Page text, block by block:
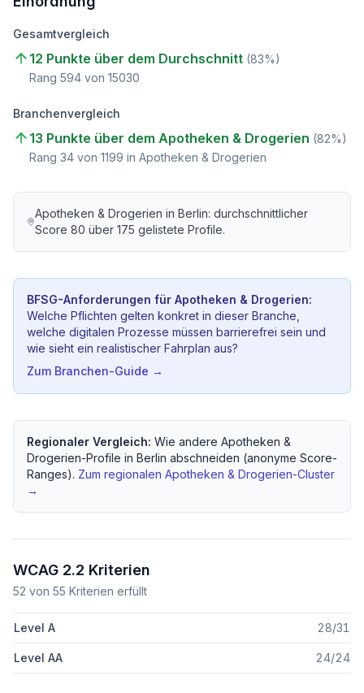
Gesamtvergleich
12 Punkte über dem Durchschnitt (83%)
Rang 594 von 15030
Branchenvergleich
13 Punkte über dem Apotheken & Drogerien (82%)
Rang 34 von 1199 in Apotheken & Drogerien
Apotheken & Drogerien inBerlin: durchschnittlicher
Score80 über175 gelistete Profile.
BFSG-Anforderungen für Apotheken & Drogerien:
Welche Pflichten gelten konkret in dieser Branche,
welche digitalen Prozesse müssen barrierefrei sein und
wie sieht ein realistischer Fahrplan aus?
Zum Branchen-Guide →
Regionaler Vergleich: Wie andere Apotheken &
Drogerien-Profile in Berlin abschneiden (anonyme Score-
Ranges). Zum regionalen Apotheken & Drogerien-Cluster
→
WCAG 2.2 Kriterien
52 von 55 Kriterien erfüllt
Level A 28/31
Level AA 24/24